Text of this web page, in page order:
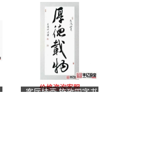
客厅挂画 施政四字书
价格咨询客服